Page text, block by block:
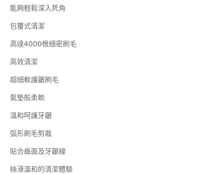
能夠輕鬆深入死角
包覆式清潔
高達4000根細密刷毛
高效清潔
超細軟護齦刷毛
氣墊般柔軟
溫和呵護牙齦
弧形刷毛剪裁
貼合齒面及牙齦線
絲滑溫和的清潔體驗